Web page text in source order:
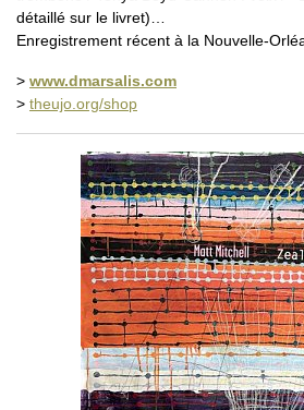
détaillé sur le livret)…
Enregistrement récent à la Nouvelle-
> www.dmarsalis.com
> theujo.org/shop